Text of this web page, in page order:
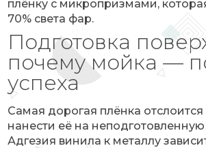
плёнку с микропризмами,
70% света фар.
Подготовка
почему мойка —
успеха
Самая дорогая плёнка отслоится
нанести её на неподготовленную
Адгезия винила к металлу